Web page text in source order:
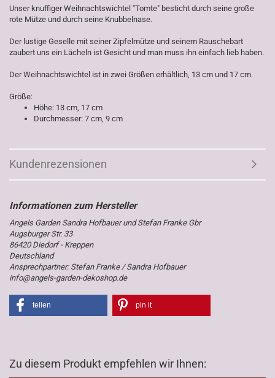
Unser knuffiger Weihnachtswichtel "Tomte" besticht durch seine große
rote Mütze und durch seine Knubbelnase.
Der lustige Geselle mit seiner Zipfelmütze und seinem Rauschebart
zaubert uns ein Lächeln ist Gesicht und man muss ihn einfach lieb haben.
Der Weihnachtswichtel ist in zwei Größen erhältlich, 13 cm und 17 cm.
Größe:
Höhe: 13 cm, 17 cm
Durchmesser: 7 cm, 9 cm
Kundenrezensionen
Angels Garden Sandra Hofbauer und Stefan Franke Gbr
Augsburger Str. 33
86420 Diedorf - Kreppen
Deutschland
Ansprechpartner: Stefan Franke / Sandra Hofbauer
info@angels-garden-dekoshop.de
teilen pin it
Zu diesem Produkt empfehlen wir Ihnen: